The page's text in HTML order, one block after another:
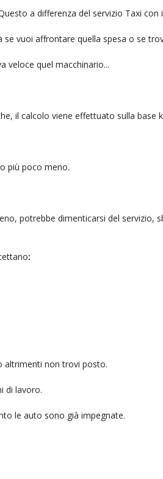
a differenza del servizio Taxi
vuoi affrontare quella spesa o se
veloce quel macchinario...
il calcolo viene effettuato sulla base
più poco meno.
potrebbe dimenticarsi del servizio,
:
altrimenti non trovi posto.
di lavoro.
le auto sono già impegnate.